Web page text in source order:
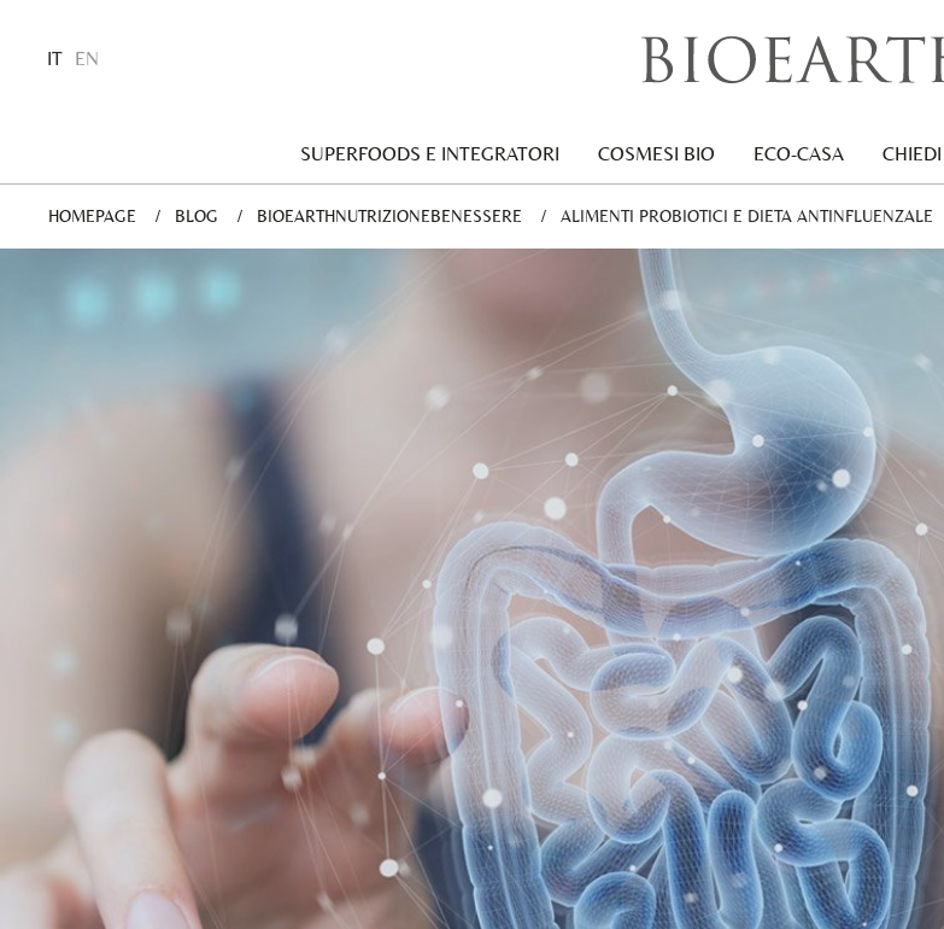
IT EN
SUPERFOODS E INTEGRATORI COSMESI BIO ECO-CASA
HOMEPAGE BLOG BIOEARTHNUTRIZIONEBENESSERE CURRENT:
ALIMENTI PROBIOTICI E DIETA ANTINFLUENZALE